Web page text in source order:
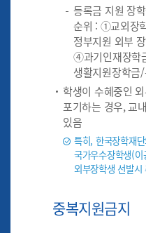
등록금 지원 장
순위 : ①교외장
정부지원 외부
④과기인재장학
생활지원장학금
학생이 수혜중인
포기하는 경우, 교
있음
특히, 한국장학재
국가우수장학생(
외부장학생 선발
중복지원금지